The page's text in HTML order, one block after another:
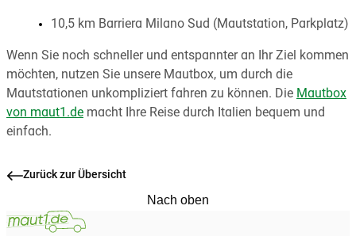
10,5 km Barriera Milano Sud (Mautstation, Parkplatz)
Wenn Sie noch schneller und entspannter an Ihr Ziel kommen
möchten, nutzen Sie unsere Mautbox, um durch die
Mautstationen unkompliziert fahren zu können. Die Mautbox
von maut1.de macht Ihre Reise durch Italien bequem und
einfach.
Zurück zur Übersicht
Nach oben